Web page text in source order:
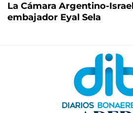
La Cámara Argentino-
embajador Eyal Sela